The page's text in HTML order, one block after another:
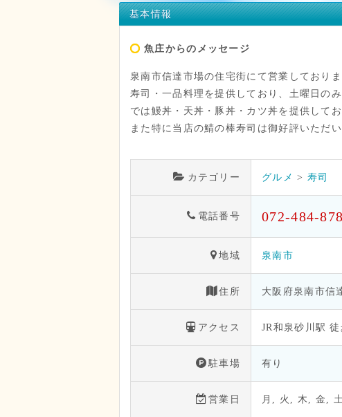
基本情報
魚庄からのメッセージ
泉南市信達市場の住宅街にて営業しておりま
寿司・一品料理を提供しており、土曜日の
では鰻丼・天丼・豚丼・カツ丼を提供してお
また特に当店の鯖の棒寿司は御好評いただ
カテゴリー グルメ > 寿司
電話番号 072-484-
地域 泉南市
住所 大阪府泉南市信
アクセス JR和泉砂川駅 徒
駐車場 有り
営業日 月, 火, 木, 金,